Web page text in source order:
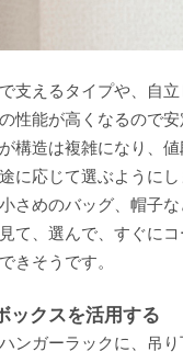
支えるタイプや、自
性能が高くなるので安
構造は複雑になり、
に応じて選ぶように
さめのバッグ、帽子
て、選んで、すぐに
きそうです。
ックスを活用する
ンガーラックに、吊